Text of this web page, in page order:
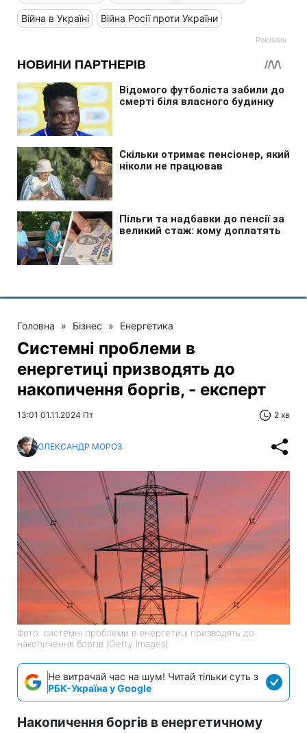
Війна в Україні Війна Росії проти України
Головна » Бізнес » Енергетика
Системні проблеми в
енергетиці призводять до
накопичення боргів, - експерт
13:01 01.11.2024 Пт 2 хв
ОЛЕКСАНДР МОРОЗ
Фото: системні проблеми в енергетиці призводять до
накопичення боргів (Getty Images)
Не витрачай час на шум! Читай тільки суть з
РБК-Україна у Google
Накопичення боргів в енергетичному